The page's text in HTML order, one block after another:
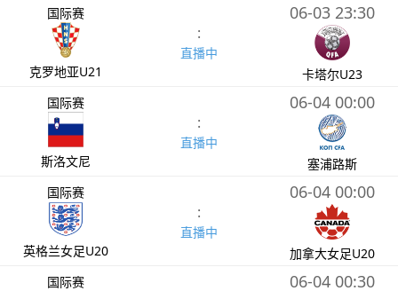
国际赛
克罗地亚U21
:
直播中
06-03 23:30
卡塔尔U23
国际赛
斯洛文尼
:
直播中
06-04 00:00
塞浦路斯
国际赛
英格兰女足U20
:
直播中
06-04 00:00
加拿大女足U20
国际赛
06-04 00:30